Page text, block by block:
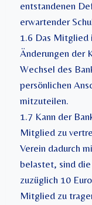
entstandenen
erwartender
1.6 Das Mitglied
Änderungen der
Wechsel des
persönlichen
mitzuteilen.
1.7 Kann der
Mitglied zu
Verein dadurch
belastet, sind
zuzüglich 10
Mitglied zu